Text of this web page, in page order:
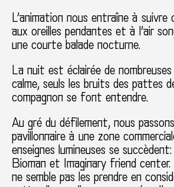
L’animation nous entraîne à suivre
aux oreilles pendantes et à l’air
une courte balade nocturne.
La nuit est éclairée de
calme, seuls les bruits des pattes
compagnon se font entendre.
Au gré du défilement, nous
pavillonnaire à une zone
enseignes lumineuses se
Bioman et Imaginary friend
ne semble pas les prendre en